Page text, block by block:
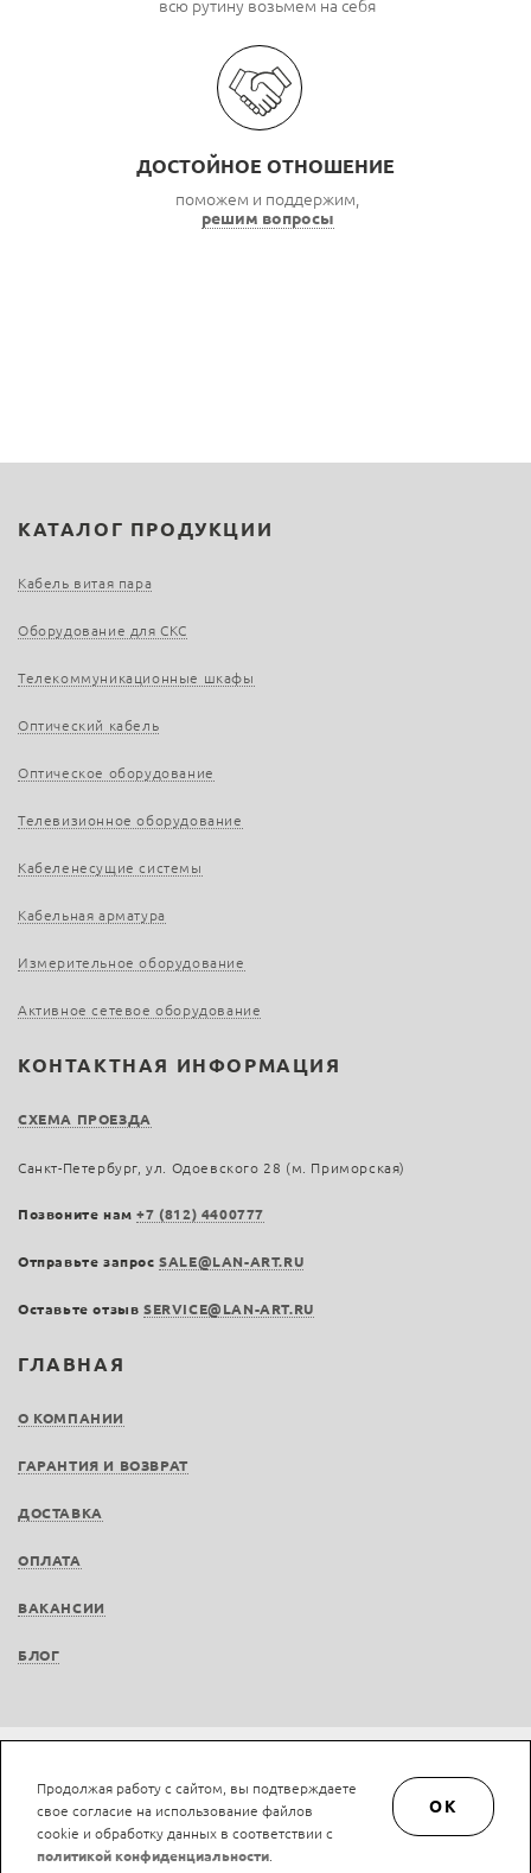
всю рутину возьмем на себя
ДОСТОЙНОЕ ОТНОШЕНИЕ
поможем и поддержим,
решим вопросы
ГЛАВНАЯ
О КОМПАНИИ
ГАРАНТИЯ И ВОЗВРАТ
ДОСТАВКА
ОПЛАТА
ВАКАНСИИ
БЛОГ
КАТАЛОГ ПРОДУКЦИИ
Кабель витая пара
Оборудование для СКС
Телекоммуникационные шкафы
Оптический кабель
Оптическое оборудование
Телевизионное оборудование
Кабеленесущие системы
Кабельная арматура
Измерительное оборудование
Активное сетевое оборудование
КОНТАКТНАЯ ИНФОРМАЦИЯ
СХЕМА ПРОЕЗДА
Санкт-Петербург, ул. Одоевского 28 (м. Приморская)
Позвоните нам+7 (812) 4400777
Отправьте запросSALE@LAN-ART.RU
Оставьте отзыв SERVICE@LAN-ART.RU
Не является публичной офертой © LAN-art.ru, 2013—2026. Все права защищены.
Политика конфиденциальности.
Положение об обработке и защите персональных
данных.
Продолжая работу с сайтом, вы подтверждаете
свое согласие на использование файлов
cookie и обработку данных в соответствии с
политикой конфиденциальности
OK